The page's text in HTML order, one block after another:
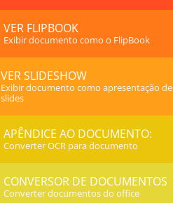
VER FLIPBOOK
Exibir documento como o FlipBook
VER SLIDESHOW
Exibir documento como apresentação de
slides
APÊNDICE AO DOCUMENTO:
Converter OCR para documento
CONVERSOR DE DOCUMENTOS
Converter documentos do office